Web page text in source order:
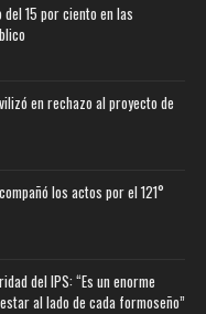
15 por ciento en las
en rechazo al proyecto de
los actos por el 121°
del IPS: “Es un enorme
al lado de cada formoseño”